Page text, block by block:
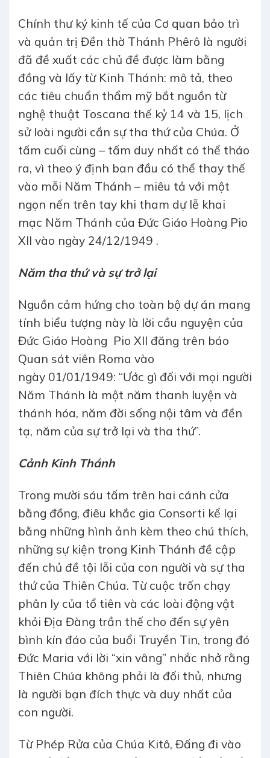
Chính thư ký kinh tế của Cơ quan bảo trì
và quản trị Đền thờ Thánh Phêrô là người
đã đề xuất các chủ đề được làm bằng
đồng và lấy từ Kinh Thánh: mô tả, theo
các tiêu chuẩn thẩm mỹ bắt nguồn từ
nghệ thuật Toscana thế kỷ 14 và 15, lịch
sử loài người cần sự tha thứ của Chúa. Ở
tấm cuối cùng – tấm duy nhất có thể tháo
ra, vì theo ý định ban đầu có thể thay thế
vào mỗi Năm Thánh – miêu tả với một
ngọn nến trên tay khi tham dự lễ khai
mạc Năm Thánh của Đức Giáo Hoàng Pio
XII vào ngày 24/12/1949 .
Năm tha thứ và sự trở lại
Nguồn cảm hứng cho toàn bộ dự án mang
tính biểu tượng này là lời cầu nguyện của
Đức Giáo Hoàng Pio XII đăng trên báo
Quan sát viên Roma vào
ngày 01/01/1949: “Ước gì đối với mọi người
Năm Thánh là một năm thanh luyện và
thánh hóa, năm đời sống nội tâm và đền
tạ, năm của sự trở lại và tha thứ”.
Cảnh Kinh Thánh
Trong mười sáu tấm trên hai cánh cửa
bằng đồng, điêu khắc gia Consorti kể lại
bằng những hình ảnh kèm theo chú thích,
những sự kiện trong Kinh Thánh đề cập
đến chủ đề tội lỗi của con người và sự tha
thứ của Thiên Chúa. Từ cuộc trốn chạy
phân ly của tổ tiên và các loài động vật
khỏi Địa Đàng trần thế cho đến sự yên
bình kín đáo của buổi Truyền Tin, trong đó
Đức Maria với lời “xin vâng” nhắc nhở rằng
Thiên Chúa không phải là đối thủ, nhưng
là người bạn đích thực và duy nhất của
con người.
Từ Phép Rửa của Chúa Kitô, Đấng đi vào